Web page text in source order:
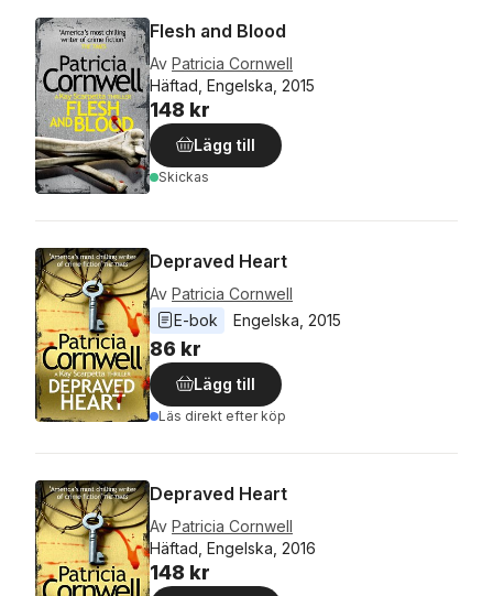
Flesh and Blood
Av Patricia Cornwell
Häftad, Engelska, 2015
148 kr
Lägg till
Skickas
Depraved Heart
Av Patricia Cornwell
E-bok
Engelska 2015
86 kr
Lägg till
Läs direkt efter köp
Depraved Heart
Av Patricia Cornwell
Häftad, Engelska, 2016
148 kr